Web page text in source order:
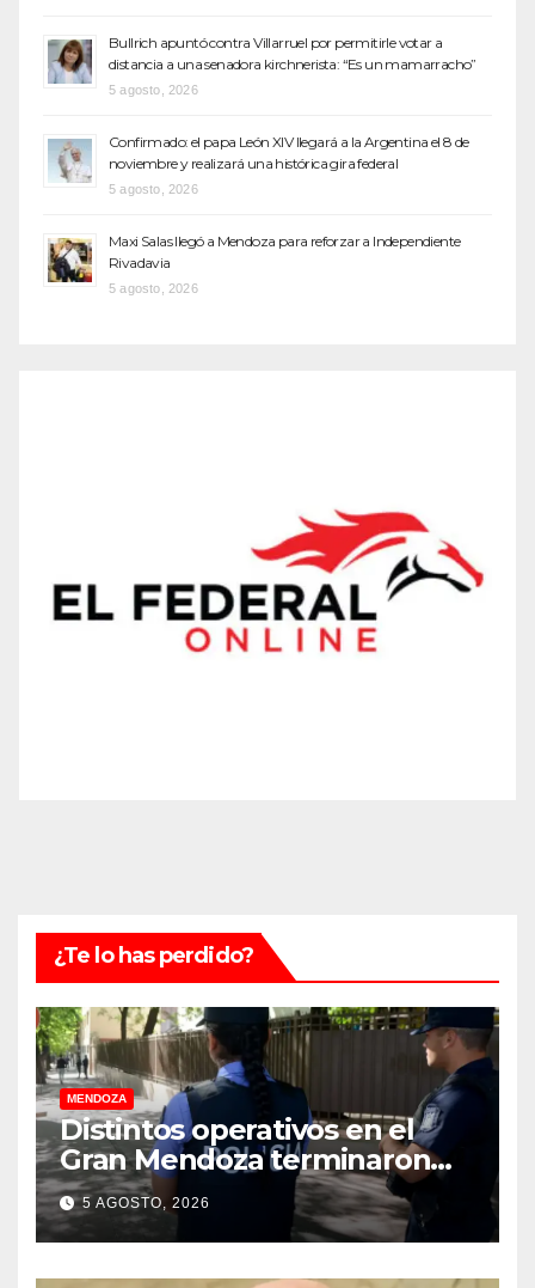
Bullrich apuntó contra Villarruel por permitirle votar a
distancia a una senadora kirchnerista: “Es un mamarracho”
5 agosto, 2026
Confirmado: el papa León XIV llegará a la Argentina el 8 de
noviembre y realizará una histórica gira federal
5 agosto, 2026
Maxi Salas llegó a Mendoza para reforzar a Independiente
Rivadavia
5 agosto, 2026
¿Te lo has perdido?
MENDOZA
Distintos operativos en el
Gran Mendoza terminaron
con cuatro delincuentes
detenidos
5 AGOSTO, 2026